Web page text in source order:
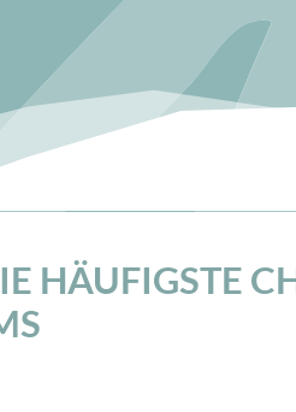
HÄUFIGSTE